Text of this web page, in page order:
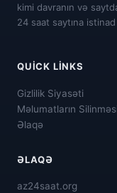
kimi davranın və
24 saat saytına
QUICK LINKS
Gizlilik Siyasəti
Məlumatların
Əlaqə
ƏLAQƏ
az24saat.org